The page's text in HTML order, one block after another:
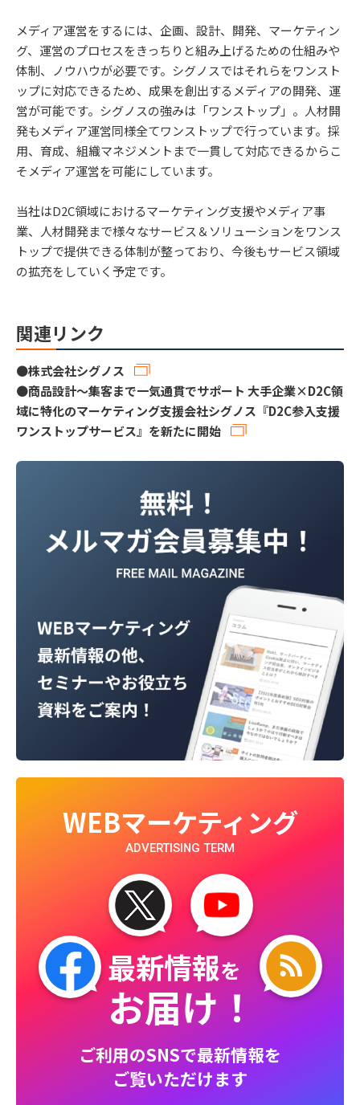
メディア運営をするには、企画、設計、開発、マーケティン
グ、運営のプロセスをきっちりと組み上げるための仕組みや
体制、ノウハウが必要です。シグノスではそれらをワンスト
ップに対応できるため、成果を創出するメディアの開発、運
営が可能です。シグノスの強みは「ワンストップ」。人材開
発もメディア運営同様全てワンストップで行っています。採
用、育成、組織マネジメントまで一貫して対応できるからこ
そメディア運営を可能にしています。
当社はD2C領域におけるマーケティング支援やメディア事
業、人材開発まで様々なサービス＆ソリューションをワンス
トップで提供できる体制が整っており、今後もサービス領域
の拡充をしていく予定です。
関連リンク
●株式会社シグノス
●商品設計～集客まで一気通貫でサポート 大手企業×D2C領
域に特化のマーケティング支援会社シグノス『D2C参入支援
ワンストップサービス』を新たに開始
WEBマーケティング
ADVERTISING TERM
最新情報を
お届け！
ご利用のSNSで最新情報を
ご覧いただけます